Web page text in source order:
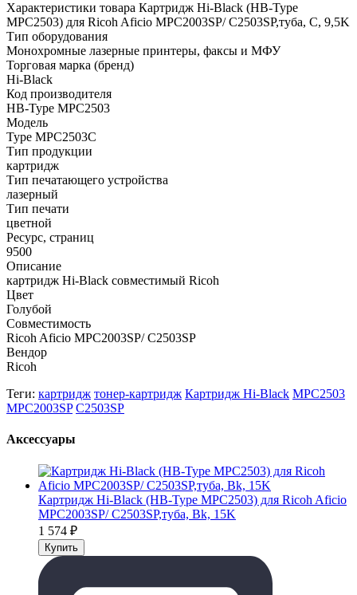
Характеристики товара Картридж Hi-Black (HB-Type
MPC2503) для Ricoh Aficio MPC2003SP/ C2503SP,туба, C, 9,5K
Тип оборудования
Монохромные лазерные принтеры, факсы и МФУ
Торговая марка (бренд)
Hi-Black
Код производителя
HB-Type MPC2503
Модель
Type MPC2503C
Тип продукции
картридж
Тип печатающего устройства
лазерный
Тип печати
цветной
Ресурс, страниц
9500
Описание
картридж Hi-Black совместимый Ricoh
Цвет
Голубой
Совместимость
Ricoh Aficio MPC2003SP/ C2503SP
Вендор
Ricoh
Теги: картридж тонер-картридж Картридж Hi-Black MPC2503
MPC2003SP C2503SP
Аксессуары
Картридж Hi-Black (HB-Type MPC2503) для Ricoh Aficio
MPC2003SP/ C2503SP,туба, Bk, 15K
1 574 ₽